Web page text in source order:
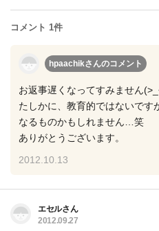
コメント 1件
hpaachikさんのコメント
お返事遅くなってすみません
たしかに、教育的ではないです
なるものかもしれません…笑
ありがとうございます。
2012.10.13
エセルさん
2012.09.27